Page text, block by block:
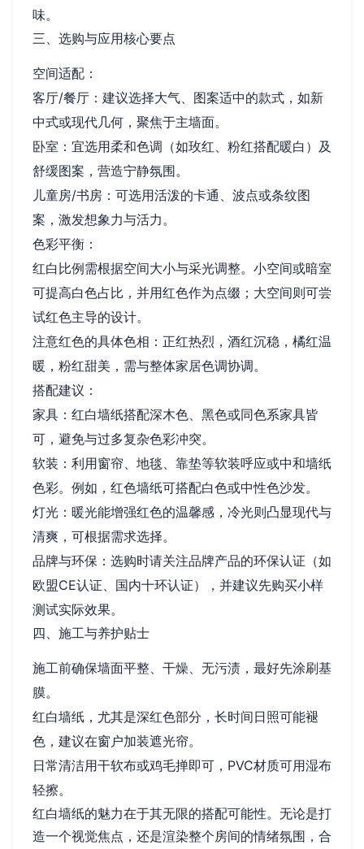
味。
三、选购与应用核心要点
空间适配：
客厅/餐厅：建议选择大气、图案适中的款式，如新
中式或现代几何，聚焦于主墙面。
卧室：宜选用柔和色调（如玫红、粉红搭配暖白）及
舒缓图案，营造宁静氛围。
儿童房/书房：可选用活泼的卡通、波点或条纹图
案，激发想象力与活力。
色彩平衡：
红白比例需根据空间大小与采光调整。小空间或暗室
可提高白色占比，并用红色作为点缀；大空间则可尝
试红色主导的设计。
注意红色的具体色相：正红热烈，酒红沉稳，橘红温
暖，粉红甜美，需与整体家居色调协调。
搭配建议：
家具：红白墙纸搭配深木色、黑色或同色系家具皆
可，避免与过多复杂色彩冲突。
软装：利用窗帘、地毯、靠垫等软装呼应或中和墙纸
色彩。例如，红色墙纸可搭配白色或中性色沙发。
灯光：暖光能增强红色的温馨感，冷光则凸显现代与
清爽，可根据需求选择。
品牌与环保：选购时请关注品牌产品的环保认证（如
欧盟CE认证、国内十环认证），并建议先购买小样
测试实际效果。
四、施工与养护贴士
施工前确保墙面平整、干燥、无污渍，最好先涂刷基
膜。
红白墙纸，尤其是深红色部分，长时间日照可能褪
色，建议在窗户加装遮光帘。
日常清洁用干软布或鸡毛掸即可，PVC材质可用湿布
轻擦。
红白墙纸的魅力在于其无限的搭配可能性。无论是打
造一个视觉焦点，还是渲染整个房间的情绪氛围，合